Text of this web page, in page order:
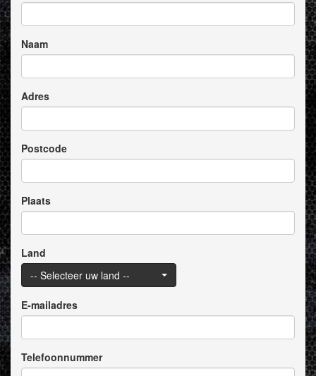
Naam
Adres
Postcode
Plaats
Land
-- Selecteer uw land --
E-mailadres
Telefoonnummer